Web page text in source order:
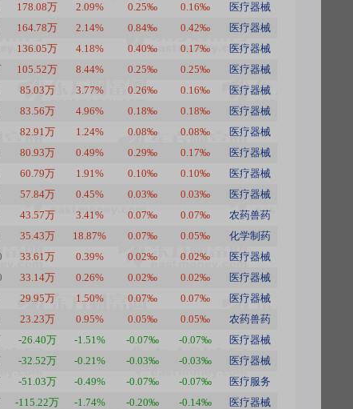
178.08万 2.09% 0.25‰ 0.16‰
医疗器械
164.78万 2.14% 0.84‰ 0.42‰
医疗器械
136.05万 4.18% 0.40‰ 0.17‰
医疗器械
105.52万 8.44% 0.25‰ 0.25‰
医疗器械
85.03万 3.77% 0.26‰ 0.16‰
医疗器械
83.56万 4.96% 0.18‰ 0.18‰
医疗器械
82.91万 1.24% 0.08‰ 0.08‰
医疗器械
80.93万 0.49% 0.29‰ 0.17‰
医疗器械
60.79万 1.91% 0.10‰ 0.10‰
医疗器械
57.84万 0.45% 0.03‰ 0.03‰
医疗器械
43.57万 3.41% 0.07‰ 0.07‰
农药兽药
35.43万 18.87% 0.07‰ 0.05‰
化学制药
33.61万 0.39% 0.02‰ 0.02‰
医疗器械
33.14万 0.26% 0.02‰ 0.02‰
医疗器械
29.95万 1.50% 0.07‰ 0.07‰
医疗器械
23.23万 0.95% 0.05‰ 0.05‰
农药兽药
-26.40万 -1.51% -0.07‰ -0.07‰
医疗器械
-32.52万 -0.21% -0.03‰ -0.03‰
医疗器械
-51.03万 -0.49% -0.07‰ -0.07‰
医疗服务
-115.22万 -1.74% -0.20‰ -0.14‰
医疗器械